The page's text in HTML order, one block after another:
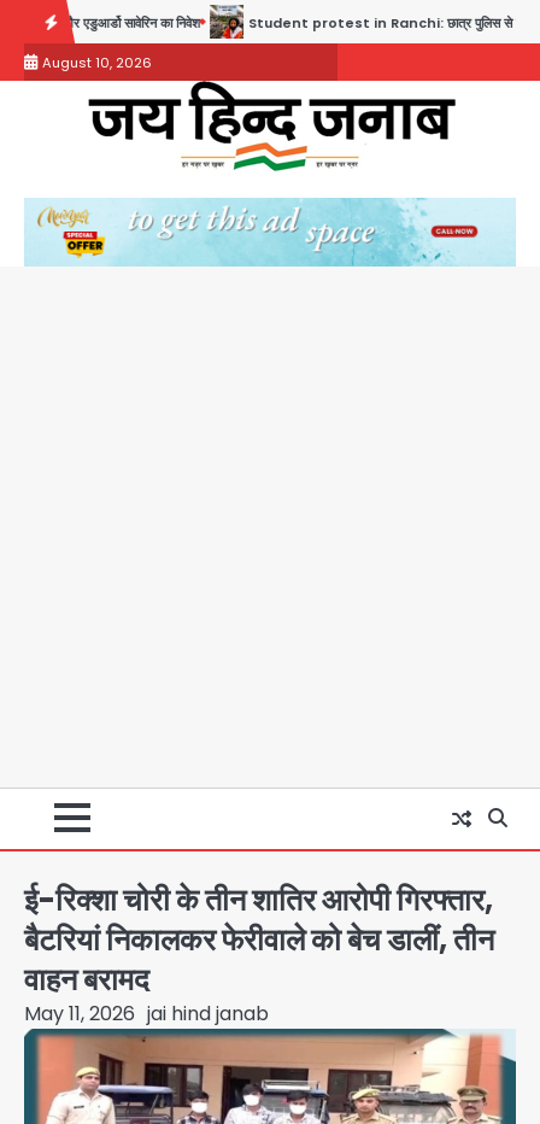
content
निवेश Student protest in Ranchi: छात्र पुलिस से भिड़े, आंसू गैस और वाटर कैनन का
August 10, 2026
ई-रिक्शा चोरी के तीन शातिर आरोपी गिरफ्तार,
बैटरियां निकालकर फेरीवाले को बेच डालीं, तीन
वाहन बरामद
May 11, 2026 jai hind janab